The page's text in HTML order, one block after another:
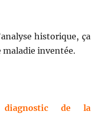
historique, ça
maladie inventée.
de la